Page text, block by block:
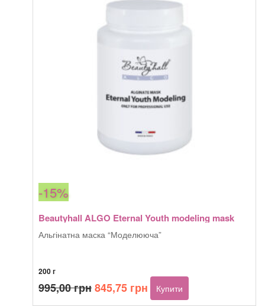
-15%
Beautyhall ALGO Eternal Youth modeling mask
Альгінатна маска “Моделююча”
200 г
995,00грн Оригінальна
ціна:
845,75 грнПоточна
ціна:
Купити